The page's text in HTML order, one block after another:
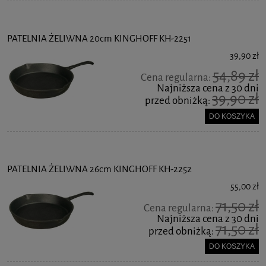
PATELNIA ŻELIWNA 20cm KINGHOFF KH-2251
39,90 zł
Cena regularna:54,89 zł
Najniższa cena z 30 dni
przed obniżką:39,90 zł
DO KOSZYKA
PATELNIA ŻELIWNA 26cm KINGHOFF KH-2252
55,00 zł
Cena regularna:71,50 zł
Najniższa cena z 30 dni
przed obniżką:71,50 zł
DO KOSZYKA